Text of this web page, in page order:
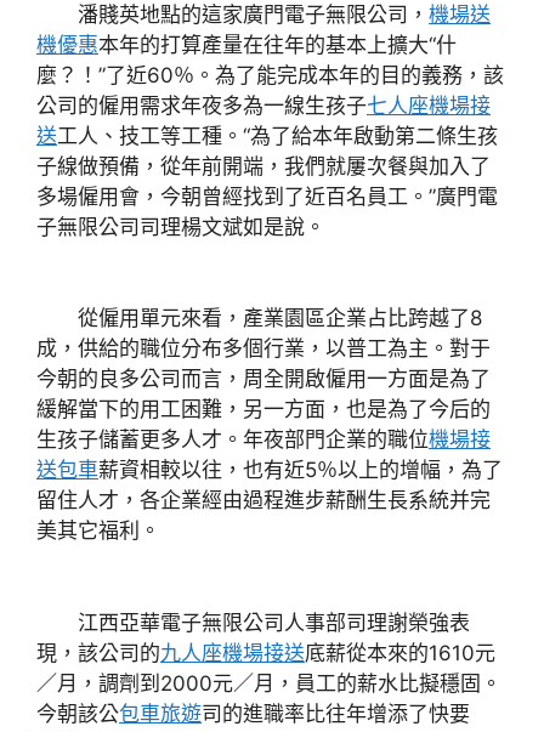
潘賤英地點的這家廣門電子無限公司， 機場送
機優惠本年的打算產量在往年的基本上擴大“什
麼？！”了近60％。為了能完成本年的目的義務，該
公司的僱用需求年夜多為一線生孩子七人座機場接
送工人、技工等工種。“為了給本年啟動第二條生孩
子線做預備，從年前開端，我們就屢次餐與加入了
多場僱用會，今朝曾經找到了近百名員工。”廣門電
子無限公司司理楊文斌如是說。
從僱用單元來看，產業園區企業占比跨越了8
成，供給的職位分布多個行業，以普工為主。對于
今朝的良多公司而言，周全開啟僱用一方面是為了
緩解當下的用工困難，另一方面，也是為了今后的
生孩子儲蓄更多人才。年夜部門企業的職位機場接
送包車薪資相較以往，也有近5％以上的增幅，為了
留住人才，各企業經由過程進步薪酬生長系統并完
美其它福利。
江西亞華電子無限公司人事部司理謝榮強表
現，該公司的九人座機場接送底薪從本來的1610元
／月，調劑到2000元／月，員工的薪水比擬穩固。
今朝該公包車旅遊司的進職率比往年增添了快要